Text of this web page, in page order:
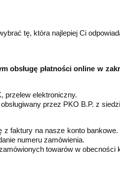
tę, która najlepiej Ci
obsługę płatności online w
przelew elektroniczny.
przez PKO B.P. z
z faktury na nasze konto
numeru zamówienia.
towarów w obecności